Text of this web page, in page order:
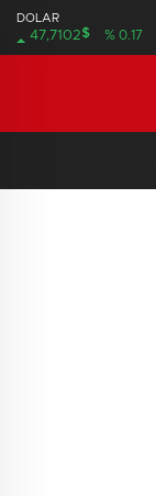
DOLAR
47,7102$ % 0.17